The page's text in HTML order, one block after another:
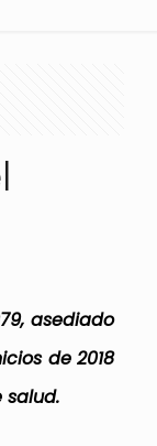
asediado
de 2018
salud.